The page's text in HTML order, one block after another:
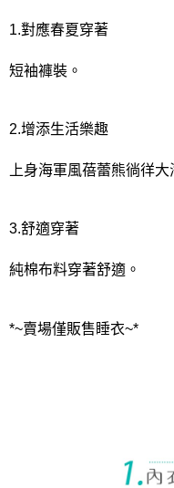
1.對應春夏穿著
短袖褲裝。
2.增添生活樂趣
上身海軍風蓓蕾熊徜徉
3.舒適穿著
純棉布料穿著舒適。
*~賣場僅販售睡衣~*